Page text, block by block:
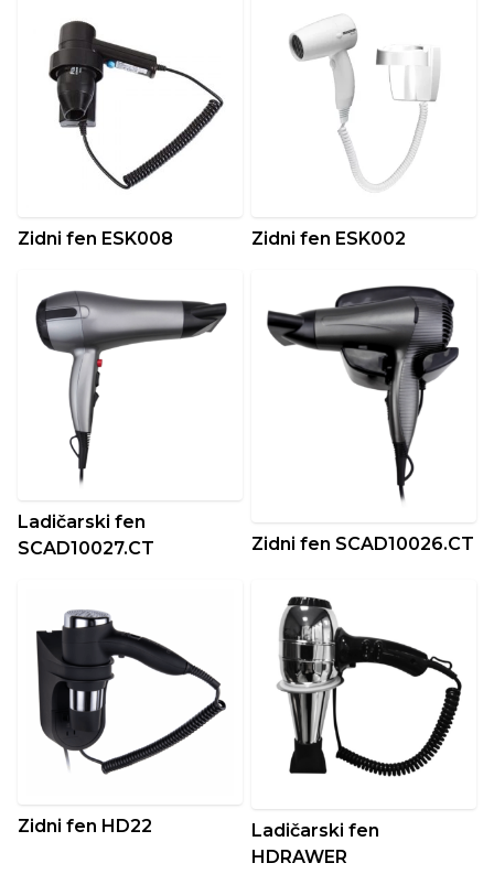
Zidni fen ESK008 Zidni fen ESK002
Ladičarski fen
SCAD10027.CT
Zidni fen SCAD10026.CT
Zidni fen HD22
Ladičarski fen
HDRAWER